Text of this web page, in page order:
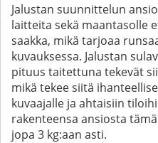
Jalustan suunnittelun
laitteita sekä maantasolle
saakka, mikä tarjoaa
kuvauksessa. Jalustan
pituus taitettuna tekevät
mikä tekee siitä
kuvaajalle ja ahtaisiin
rakenteensa ansiosta
jopa 3 kg:aan asti.